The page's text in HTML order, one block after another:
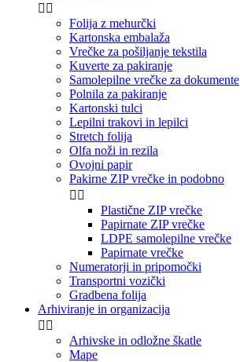
 
Folija z mehurčki
Kartonska embalaža
Vrečke za pošiljanje tekstila
Kuverte za pakiranje
Samolepilne vrečke za dokumente
Polnila za pakiranje
Kartonski tulci
Lepilni trakovi in lepilci
Stretch folija
Olfa noži in rezila
Ovojni papir
Pakirne ZIP vrečke in podobno
 
Plastične ZIP vrečke
Papirnate ZIP vrečke
LDPE samolepilne vrečke
Papirnate vrečke
Numeratorji in pripomočki
Transportni vozički
Gradbena folija
Arhiviranje in organizacija
 
Arhivske in odložne škatle
Mape